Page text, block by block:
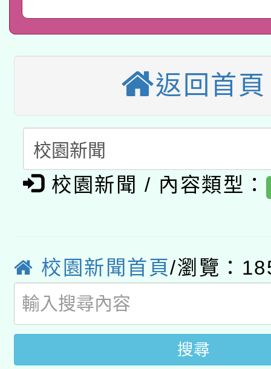
用水績優單位及節水達
本校115學年度第2次
招甄選結果公告(無人
適應運動共學行動站研
本館辦理115年度閱讀
暨閱讀推動專業研習
科技賦能─人工智慧
礎課程
A3數位素養講師名單
「數位內容與教學軟
薪期間赴陸應申請許可
業技術研究院辦理「
用水績優單位及節水達
115年8月22日(星期六
桃園市孔廟祈福系列
開 智慧啟航」
2026年桃園地景藝術
返回首頁
校園新聞 / 內容類型：
校園新聞首頁/瀏覽：
搜尋